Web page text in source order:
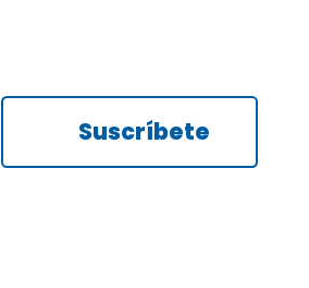
Suscríbete